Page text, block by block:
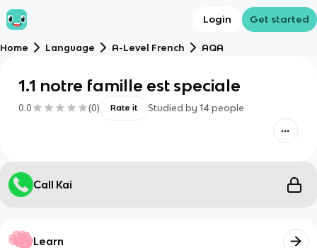
Login Get started
Home Language A-Level French AQA
1.1 notre famille est speciale
0.0 (0) Rate it Studied by 14 people
Call Kai
Learn